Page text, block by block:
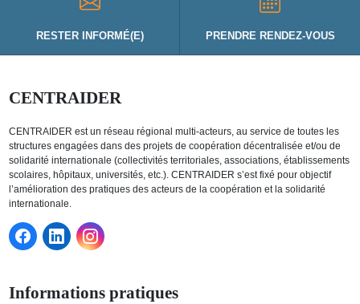
RESTER INFORMÉ(E) PRENDRE RENDEZ-VOUS
CENTRAIDER
CENTRAIDER est un réseau régional multi-acteurs, au service de toutes les
structures engagées dans des projets de coopération décentralisée et/ou de
solidarité internationale (collectivités territoriales, associations, établissements
scolaires, hôpitaux, universités, etc.). CENTRAIDER s’est fixé pour objectif
l’amélioration des pratiques des acteurs de la coopération et la solidarité
internationale.
Informations pratiques